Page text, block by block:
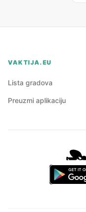
VAKTIJA.EU
Lista gradova
Preuzmi aplikaciju